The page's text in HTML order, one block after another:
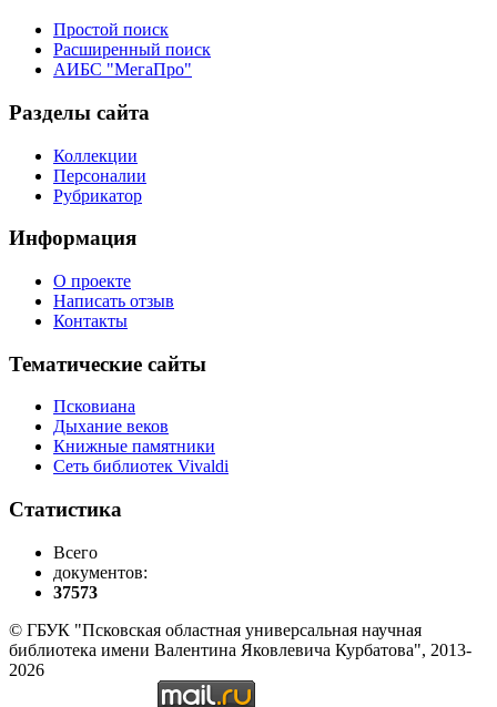
Простой поиск
Расширенный поиск
АИБС "МегаПро"
Разделы сайта
Коллекции
Персоналии
Рубрикатор
Информация
О проекте
Написать отзыв
Контакты
Тематические сайты
Псковиана
Дыхание веков
Книжные памятники
Сеть библиотек Vivaldi
Статистика
Всего
документов:
37573
© ГБУК "Псковская областная универсальная научная
библиотека имени Валентина Яковлевича Курбатова", 2013-
2026